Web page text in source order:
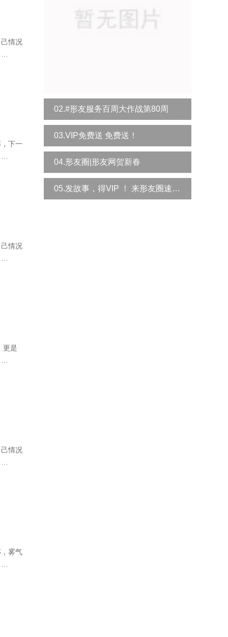
情况
下一
情况
更是
情况
雾气
02.#形友服务百周大作战第80周
03.VIP免费送 免费送！
04.形友圈|形友网贺新春
05.发故事，得VIP ！ 来形友圈速领！